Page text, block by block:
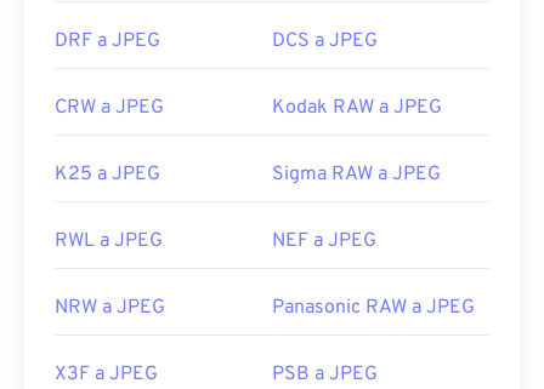
DRF a JPEG DCS a JPEG
CRW a JPEG Kodak RAW a JPEG
K25 a JPEG Sigma RAW a JPEG
RWL a JPEG NEF a JPEG
NRW a JPEG Panasonic RAW a JPEG
X3F a JPEG PSB a JPEG